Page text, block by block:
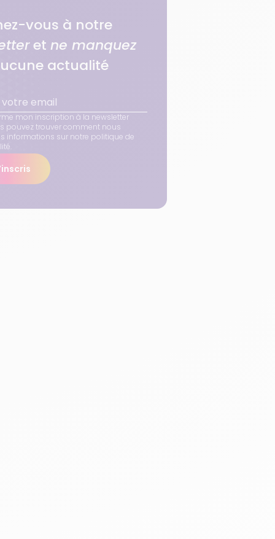
vous à notre
et ne manquez
actualité
mon inscription à la newsletter
pouvez trouver comment nous
informations sur notre politique de